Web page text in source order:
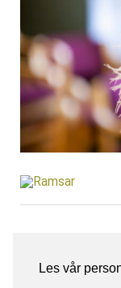
Les vår